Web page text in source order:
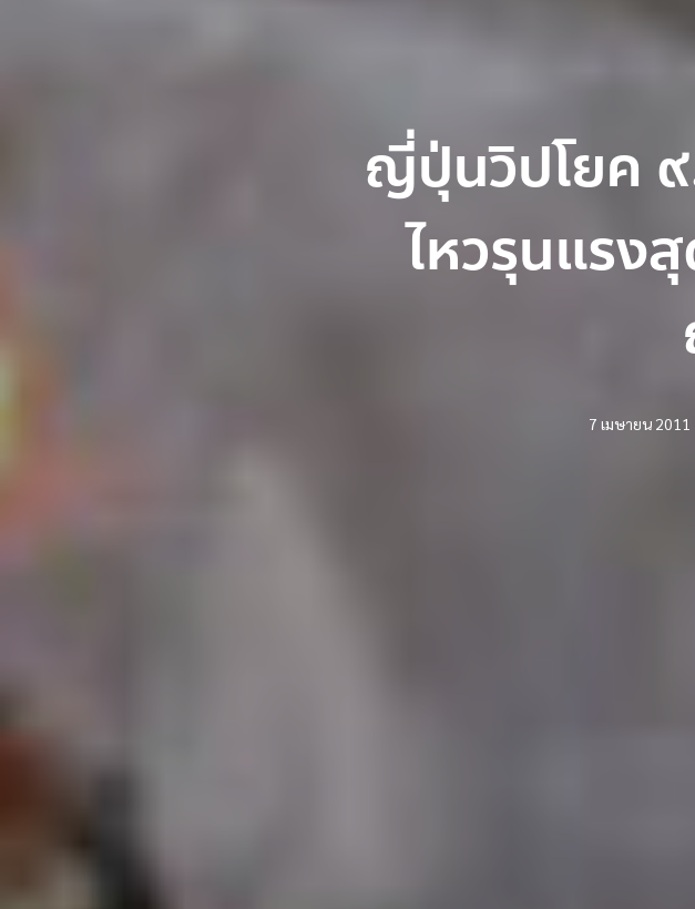
ญี่ปุ่นวิปโยค
ไหวรุนแรง
7 เมษายน 2011